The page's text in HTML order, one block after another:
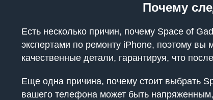
Почему
Есть несколько причин, почему Space of
экспертами по ремонту iPhone, поэтому
качественные детали, гарантируя, что
Еще одна причина, почему стоит выбрать
вашего телефона может быть